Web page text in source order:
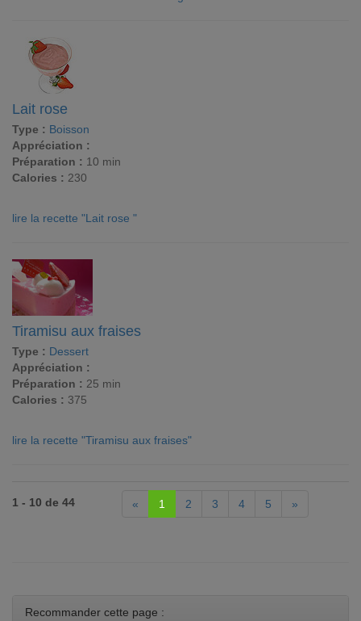
Lait rose
Type : Boisson
Appréciation :
Préparation : 10 min
Calories : 230
lire la recette "Lait rose "
Tiramisu aux fraises
Type : Dessert
Appréciation :
Préparation : 25 min
Calories : 375
lire la recette "Tiramisu aux fraises"
1 - 10 de 44 « 1 2 3 4 5 »
Recommander cette page :